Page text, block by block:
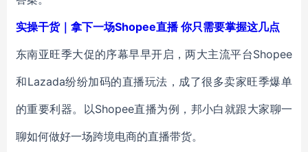
实操干货｜拿下一场Shopee直播 你只需要掌握这几点
东南亚旺季大促的序幕早早开启，两大主流平台Shopee
和Lazada纷纷加码的直播玩法，成了很多卖家旺季爆单
的重要利器。以Shopee直播为例，邦小白就跟大家聊一
聊如何做好一场跨境电商的直播带货。